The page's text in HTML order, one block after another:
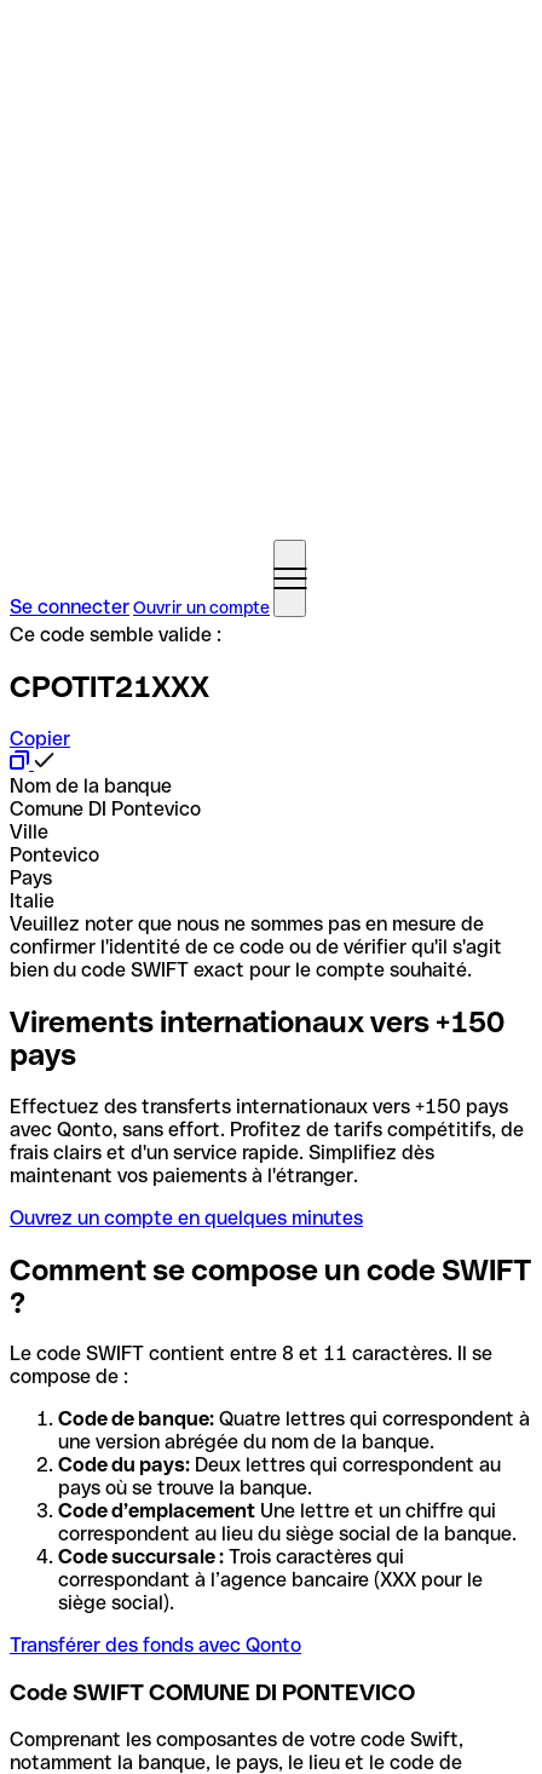
Se connecterOuvrir un compte
Ce code semble valide :
CPOTIT21XXX
Copier
Nom de la banque
Comune DI Pontevico
Ville
Pontevico
Pays
Italie
Veuillez noter que nous ne sommes pas en mesure de
confirmer l'identité de ce code ou de vérifier qu'il s'agit
bien du code SWIFT exact pour le compte souhaité.
Virements internationaux vers +150
pays
Effectuez des transferts internationaux vers +150 pays
avec Qonto, sans effort. Profitez de tarifs compétitifs, de
frais clairs et d'un service rapide. Simplifiez dès
maintenant vos paiements à l'étranger.
Ouvrez un compte en quelques minutes
Comment se compose un code SWIFT
?
Le code SWIFT contient entre 8 et 11 caractères. Il se
compose de :
Code de banque: Quatre lettres qui correspondent à
une version abrégée du nom de la banque.
Code du pays: Deux lettres qui correspondent au
pays où se trouve la banque.
Code d’emplacement Une lettre et un chiffre qui
correspondent au lieu du siège social de la banque.
Code succursale : Trois caractères qui
correspondant à l’agence bancaire (XXX pour le
siège social).
Transférer des fonds avec Qonto
Code SWIFT COMUNE DI PONTEVICO
Comprenant les composantes de votre code Swift,
notamment la banque, le pays, le lieu et le code de